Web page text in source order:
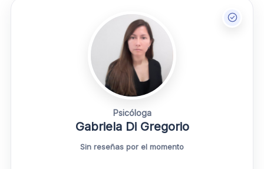
Psicóloga
Gabriela Di Gregorio
Sin reseñas por el momento